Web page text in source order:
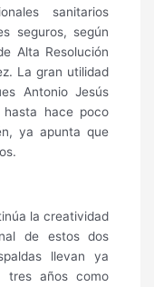
sanitarios
seguros, según
Alta Resolución
La gran utilidad
Antonio Jesús
hasta hace poco
ya apunta que
la creatividad
de estos dos
llevan ya
tres años como